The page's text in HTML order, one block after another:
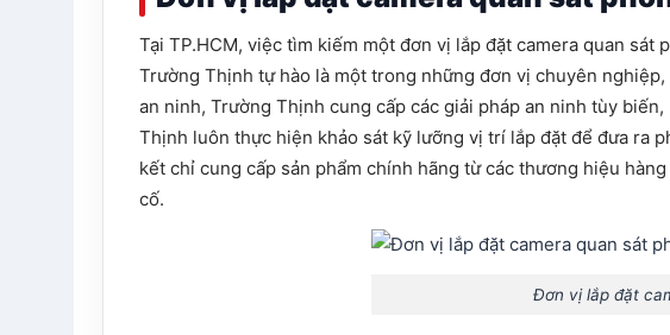
Tại TP.HCM, việc tìm kiếm một đơn vị lắp đặt camera quan
Trường Thịnh tự hào là một trong những đơn vị chuyên
an ninh, Trường Thịnh cung cấp các giải pháp an ninh tùy
Thịnh luôn thực hiện khảo sát kỹ lưỡng vị trí lắp đặt để đưa ra
kết chỉ cung cấp sản phẩm chính hãng từ các thương hiệu
cố.
Đơn vị lắp đặt